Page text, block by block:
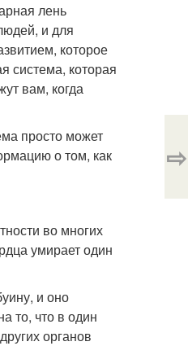
лень
и для
которое
система, которая
вам, когда
просто может
о том, как
во многих
умирает один
и оно
то, что в один
органов
⇨